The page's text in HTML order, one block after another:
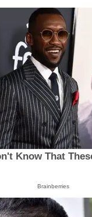
Know That
Brainberries